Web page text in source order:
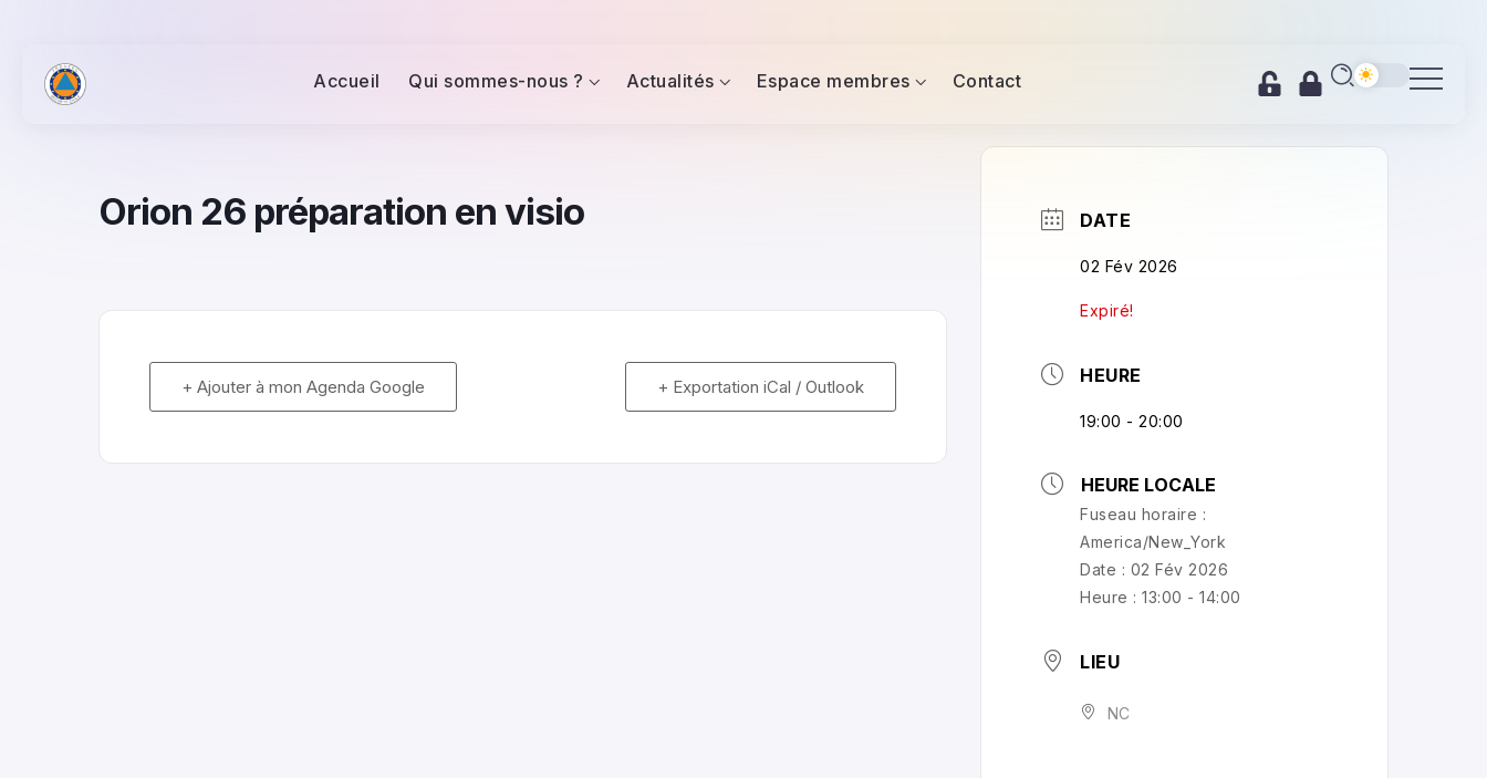
Accueil Qui sommes-nous ? Actualités Espace membres Contact
Orion 26 préparation en visio
+ Ajouter à mon Agenda Google + Exportation iCal / Outlook
DATE
02 Fév 2026
Expiré!
HEURE
19:00 - 20:00
HEURE LOCALE
Fuseau horaire :
America/New_York
Date : 02 Fév 2026
Heure :13:00 - 14:00
LIEU
NC